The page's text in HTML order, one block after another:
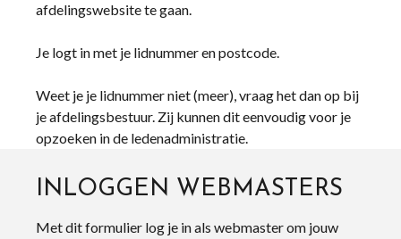
afdelingswebsite te gaan.
Je logt in met je lidnummer en postcode.
Weet je je lidnummer niet (meer), vraag het dan op bij
je afdelingsbestuur. Zij kunnen dit eenvoudig voor je
opzoeken in de ledenadministratie.
INLOGGEN WEBMASTERS
Met dit formulier log je in als webmaster om jouw